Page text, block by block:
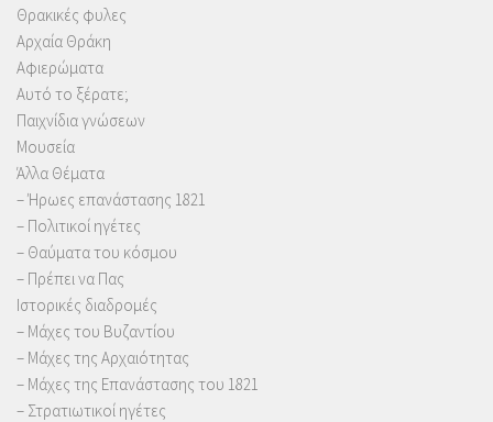
Θρακικές φυλες
Αρχαία Θράκη
Αφιερώματα
Αυτό το ξέρατε;
Παιχνίδια γνώσεων
Μουσεία
Άλλα Θέματα
– Ήρωες επανάστασης 1821
– Πολιτικοί ηγέτες
– Θαύματα του κόσμου
– Πρέπει να Πας
Ιστορικές διαδρομές
– Μάχες του Βυζαντίου
– Μάχες της Αρχαιότητας
– Μάχες της Επανάστασης του 1821
– Στρατιωτικοί ηγέτες